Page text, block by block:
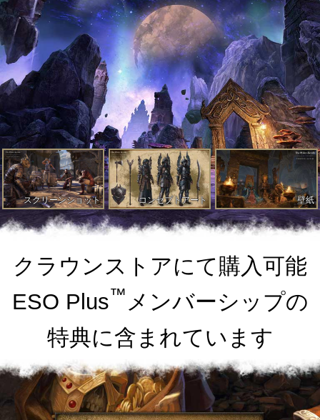
スクリーンショット コンセプトアート 壁紙
クラウンストアにて購入可能
ESO Plus™ メンバーシップの
特典に含まれています